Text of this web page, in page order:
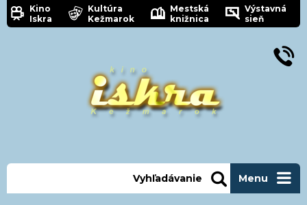
Kino
Iskra
Kultúra
Kežmarok
Mestská
knižnica
Výstavná
sieň
Menu
Vyhľadávanie